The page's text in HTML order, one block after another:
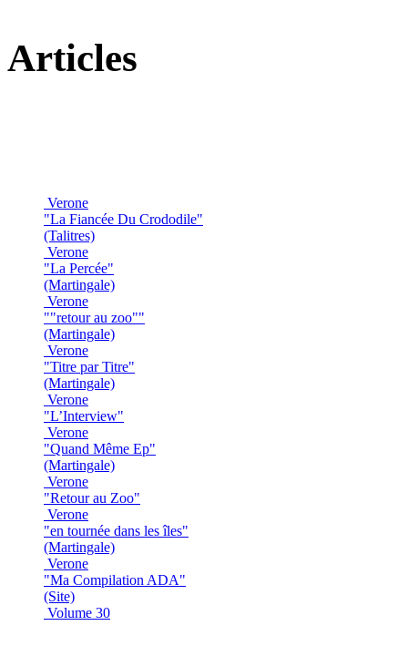
Articles
Verone
"La Fiancée Du Crododile"
(Talitres)
Verone
"La Percée"
(Martingale)
Verone
""retour au zoo""
(Martingale)
Verone
"Titre par Titre"
(Martingale)
Verone
"L’Interview"
Verone
"Quand Même Ep"
(Martingale)
Verone
"Retour au Zoo"
Verone
"en tournée dans les îles"
(Martingale)
Verone
"Ma Compilation ADA"
(Site)
Volume 30